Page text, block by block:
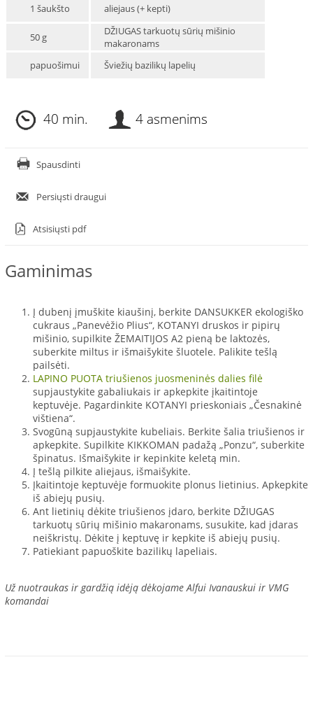
1 šaukšto aliejaus (+ kepti)
50 g
DŽIUGAS tarkuotų sūrių mišinio
makaronams
papuošimui
Šviežių bazilikų lapelių
40 min. 4 asmenims
Spausdinti
Persiųsti draugui
Atsisiųsti pdf
Gaminimas
Į dubenį įmuškite kiaušinį, berkite DANSUKKER ekologiško
cukraus „Panevėžio Plius“, KOTANYI druskos ir pipirų
mišinio, supilkite ŽEMAITIJOS A2 pieną be laktozės,
suberkite miltus ir išmaišykite šluotele. Palikite tešlą
pailsėti.
LAPINO PUOTA triušienos juosmeninės dalies filė
supjaustykite gabaliukais ir apkepkite įkaitintoje
keptuvėje. Pagardinkite KOTANYI prieskoniais „Česnakinė
vištiena“.
Svogūną supjaustykite kubeliais. Berkite šalia triušienos ir
apkepkite. Supilkite KIKKOMAN padažą „Ponzu“, suberkite
špinatus. Išmaišykite ir kepinkite keletą min.
Į tešlą pilkite aliejaus, išmaišykite.
Įkaitintoje keptuvėje formuokite plonus lietinius. Apkepkite
iš abiejų pusių.
Ant lietinių dėkite triušienos įdaro, berkite DŽIUGAS
tarkuotų sūrių mišinio makaronams, susukite, kad įdaras
neiškristų. Dėkite į keptuvę ir kepkite iš abiejų pusių.
Patiekiant papuoškite bazilikų lapeliais.
Už nuotraukas ir gardžią idėją dėkojame Alfui Ivanauskui ir VMG
komandai